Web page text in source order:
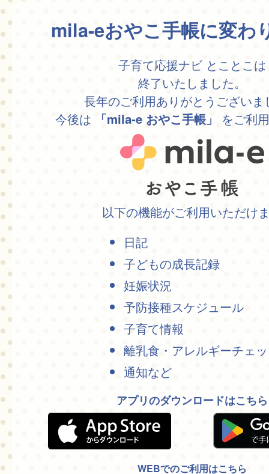
mila-eおやこ手帳に変わ
子育て応援ナビ とことこは
終了いたしました。
長年のご利用ありがとうございま
今後は
「mila-e おやこ手帳」 をご利
以下の機能がご利用いただけ
日記
子どもの成長記録
妊娠状況
予防接種スケジュール
子育て情報
離乳食・アレルギーチェ
通知など
アプリのダウンロードはこちら
WEBでのご利用はこちら